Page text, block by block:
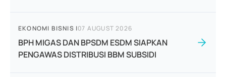
EKONOMI BISNIS |07 AUGUST 2026
BPH MIGAS DAN BPSDM ESDM SIAPKAN
PENGAWAS DISTRIBUSI BBM SUBSIDI